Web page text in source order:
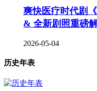
爽快医疗时代剧
& 全新剧照重磅
2026-05-04
历史年表